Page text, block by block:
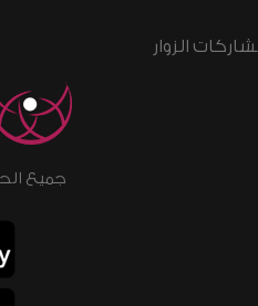
الزوار